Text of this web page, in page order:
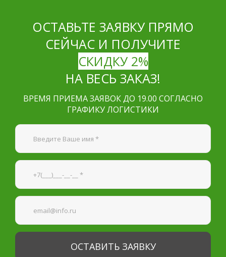
Я согласен наобработку персональных данных
ОСТАВЬТЕ ЗАЯВКУ ПРЯМО
СЕЙЧАС И ПОЛУЧИТЕ
СКИДКУ 2%
НА ВЕСЬ ЗАКАЗ!
ВРЕМЯ ПРИЕМА ЗАЯВОК ДО 19.00 СОГЛАСНО
ГРАФИКУ ЛОГИСТИКИ